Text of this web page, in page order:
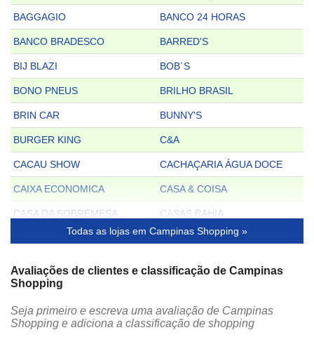
BAGGAGIO BANCO 24 HORAS
BANCO BRADESCO BARRED'S
BIJ BLAZI BOB´S
BONO PNEUS BRILHO BRASIL
BRIN CAR BUNNY'S
BURGER KING C&A
CACAU SHOW CACHAÇARIA ÁGUA DOCE
CAIXA ECONOMICA CASA & COISA
CASA DA SOBREMESA CASAS BAHIA
CAUSA & EFEITO CBN LOTERIAS
CENTAURO CHAMPION
CHICKEN EXPRESS
CHIQUINHO SORVETES CHOCOLATES BRASIL CACAU
Todas as lojas em Campinas Shopping »
Avaliações de clientes e classificação de Campinas
Shopping
Seja primeiro e escreva uma avaliação de Campinas
Shopping e adiciona a classificação de shopping